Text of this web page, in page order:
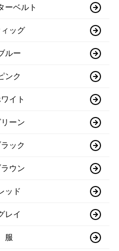
ーベルト
ィッグ
ルー
ンク
イト
ーン
ック
ウン
ッド
レイ
服